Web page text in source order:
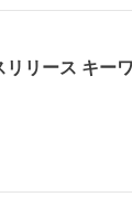
リリース キー